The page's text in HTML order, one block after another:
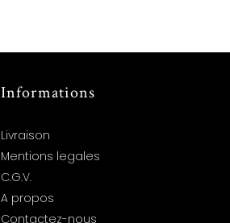
Informations
Livraison
Mentions legales
C.G.V.
A propos
Contactez-nous